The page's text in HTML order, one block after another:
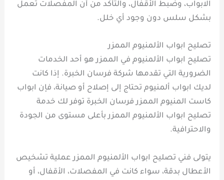
الابواب، وضبط الأقفال، والتأكد من أن المفصلات تعمل
بشكل سلس دون وجود أي خلل.
تصليح ابواب الألمنيوم الممزر
تصليح ابواب الألمنيوم في الممزر هو أحد الخدمات
الضرورية التي تقدمها شركة فرسان الخبرة. إذا كانت
لديك ابواب ألمنيوم تحتاج إلى إصلاح أو صيانة، فإن ابواب
كاست المنيوم الممزر فرسان الخبرة توفر لك خدمة
تصليح ابواب الألمنيوم الممزر بأعلى مستوى من الجودة
والاحترافية.
يتولى فني تصليح ابواب الألمنيوم الممزر عملية تشخيص
الأعطال بدقة، سواء كانت في المفصلات، الأقفال، أو